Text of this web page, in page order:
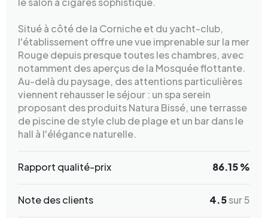
Situé à côté de la Corniche et du yacht-club,
l'établissement offre une vue imprenable sur la mer
Rouge depuis presque toutes les chambres, avec
notamment des aperçus de la Mosquée flottante.
Au-delà du paysage, des attentions particulières
viennent rehausser le séjour : un spa serein
proposant des produits Natura Bissé, une terrasse
de piscine de style club de plage et un bar dans le
hall à l'élégance naturelle.
Rapport qualité-prix 86.15 %
Note des clients 4.5sur 5